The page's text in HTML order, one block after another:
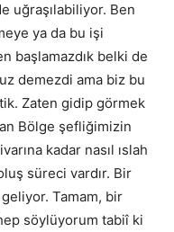
uğraşılabiliyor. Ben
ya da bu işi
başlamazdık belki de
demezdi ama biz bu
Zaten gidip görmek
Bölge şefliğimizin
kadar nasıl ıslah
süreci vardır. Bir
Tamam, bir
söylüyorum tabiî ki